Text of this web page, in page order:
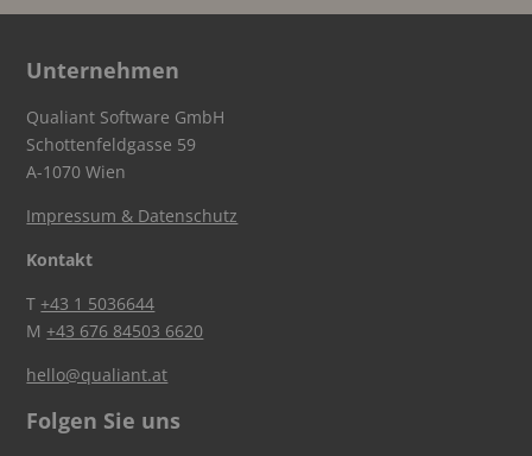
Unternehmen
Qualiant Software GmbH
Schottenfeldgasse 59
A-1070 Wien
Impressum & Datenschutz
Kontakt
T+43 1 5036644
M+43 676 84503 6620
hello@qualiant.at
Folgen Sie uns